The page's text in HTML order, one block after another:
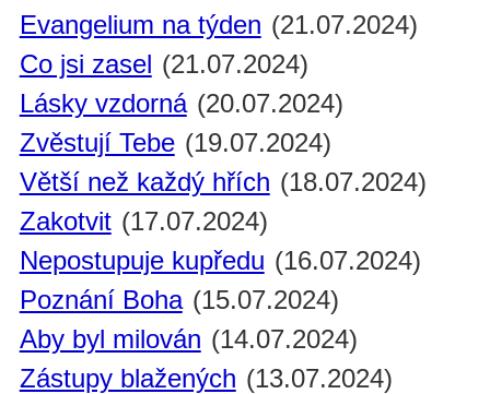
Evangelium na týden (21.07.2024)
Co jsi zasel (21.07.2024)
Lásky vzdorná (20.07.2024)
Zvěstují Tebe (19.07.2024)
Větší než každý hřích (18.07.2024)
Zakotvit (17.07.2024)
Nepostupuje kupředu (16.07.2024)
Poznání Boha (15.07.2024)
Aby byl milován (14.07.2024)
Zástupy blažených (13.07.2024)